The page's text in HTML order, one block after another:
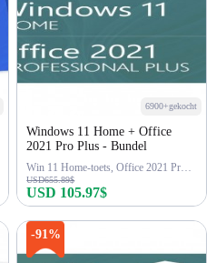
6900+gekocht
Windows 11 Home + Office
2021 Pro Plus - Bundel
Win 11 Home-toets, Office 2021 Pro-toets
USD655.89$
USD 105.97$
-91%